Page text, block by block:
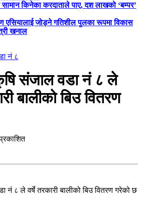
किनेका करदाताले पाए, दश लाखको ‘बम्पर’
एसियालाई जोड्ने गतिशील पुलका रूपमा विकास
खनाल
नं ८
संजाल वडा नं ८ ले
बालीको बिउ वितरण
नं ८ ले वर्षे तरकारी बालीको बिउ वितरण गरेको छ